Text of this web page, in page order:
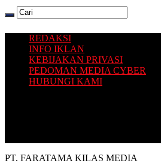
REDAKSI
INFO IKLAN
KEBIJAKAN PRIVASI
PEDOMAN MEDIA CYBER
HUBUNGI KAMI
PT. FARATAMA KILAS MEDIA